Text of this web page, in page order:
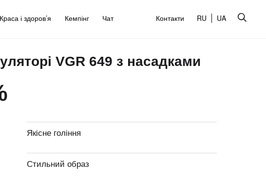
Краса і здоров’я Кемпінг Чат Контакти RU UA
VGR 649 з насадками
Якісне гоління
Стильний образ